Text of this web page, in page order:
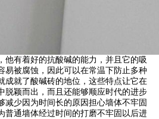
有着好的抗酸碱的能力，并且它的吸
易被腐蚀，因此可以在常温下防止多种
成就了酸碱砖的地位，这些特点让它在
脱颖而出，而且还能够顺应时代的进步
减少因为时间长的原因担心墙体不牢固
普通墙体经过时间的打磨不牢固以后进